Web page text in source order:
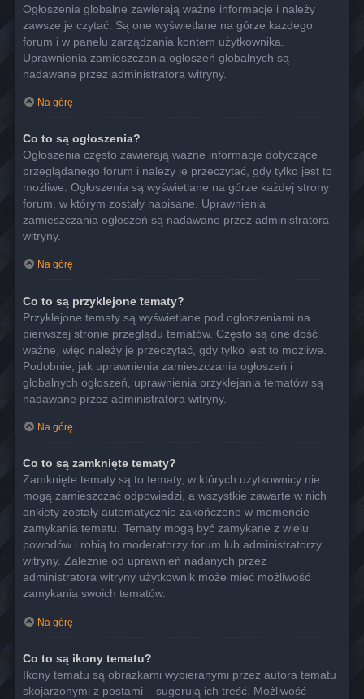
Ogłoszenia globalne zawierają ważne informacje i należy
zawsze je czytać. Są one wyświetlane na górze każdego
forum i w panelu zarządzania kontem użytkownika.
Uprawnienia zamieszczania ogłoszeń globalnych są
nadawane przez administratora witryny.
Na górę
Co to są ogłoszenia?
Ogłoszenia często zawierają ważne informacje dotyczące
przeglądanego forum i należy je przeczytać, gdy tylko jest to
możliwe. Ogłoszenia są wyświetlane na górze każdej strony
forum, w którym zostały napisane. Uprawnienia
zamieszczania ogłoszeń są nadawane przez administratora
witryny.
Na górę
Co to są przyklejone tematy?
Przyklejone tematy są wyświetlane pod ogłoszeniami na
pierwszej stronie przeglądu tematów. Często są one dość
ważne, więc należy je przeczytać, gdy tylko jest to możliwe.
Podobnie, jak uprawnienia zamieszczania ogłoszeń i
globalnych ogłoszeń, uprawnienia przyklejania tematów są
nadawane przez administratora witryny.
Na górę
Co to są zamknięte tematy?
Zamknięte tematy są to tematy, w których użytkownicy nie
mogą zamieszczać odpowiedzi, a wszystkie zawarte w nich
ankiety zostały automatycznie zakończone w momencie
zamykania tematu. Tematy mogą być zamykane z wielu
powodów i robią to moderatorzy forum lub administratorzy
witryny. Zależnie od uprawnień nadanych przez
administratora witryny użytkownik może mieć możliwość
zamykania swoich tematów.
Na górę
Co to są ikony tematu?
Ikony tematu są obrazkami wybieranymi przez autora tematu
skojarzonymi z postami – sugerują ich treść. Możliwość